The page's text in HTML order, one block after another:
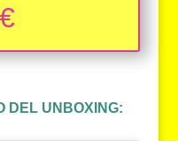
DEL UNBOXING: